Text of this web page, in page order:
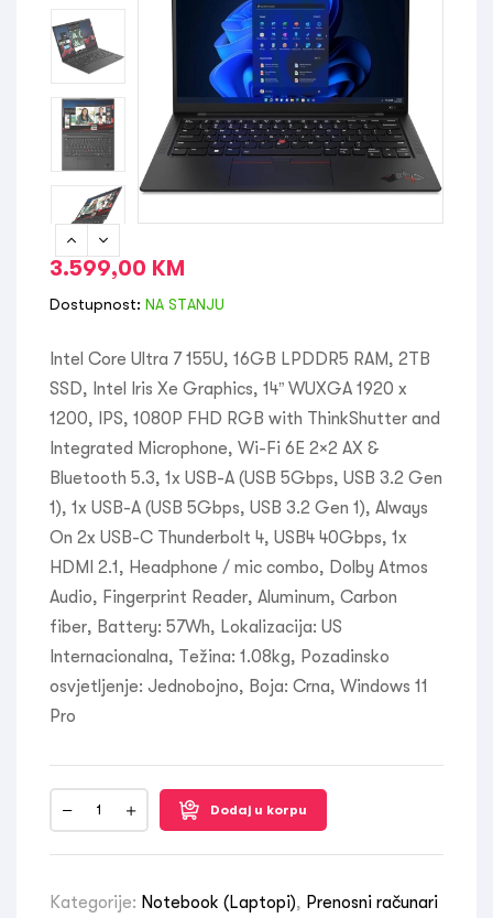
3.599,00 KM
Dostupnost: NA STANJU
Intel Core Ultra 7 155U, 16GB LPDDR5 RAM, 2TB
SSD, Intel Iris Xe Graphics, 14” WUXGA 1920 x
1200, IPS, 1080P FHD RGB with ThinkShutter and
Integrated Microphone, Wi-Fi 6E 2×2 AX &
Bluetooth 5.3, 1x USB-A (USB 5Gbps, USB 3.2 Gen
1), 1x USB-A (USB 5Gbps, USB 3.2 Gen 1), Always
On 2x USB-C Thunderbolt 4, USB4 40Gbps, 1x
HDMI 2.1, Headphone / mic combo, Dolby Atmos
Audio, Fingerprint Reader, Aluminum, Carbon
fiber, Battery: 57Wh, Lokalizacija: US
Internacionalna, Težina: 1.08kg, Pozadinsko
osvjetljenje: Jednobojno, Boja: Crna, Windows 11
Pro
Dodaj u korpu
Kategorije: Notebook (Laptopi), Prenosni računari